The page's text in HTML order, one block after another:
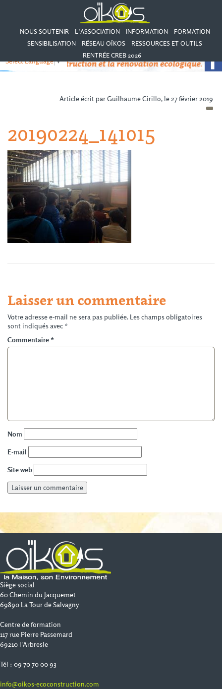
NOUS SOUTENIR L’ASSOCIATION INFORMATION
FORMATION
SENSIBILISATION
RÉSEAU OÏKOS
RESSOURCES ET OUTILS
RENTRÉE CREB 2026
Select Language▼
Article écrit par Guilhaume Cirillo, le 27 février 2019
20190224_141015
Laisser un commentaire
Votre adresse e-mail ne sera pas publiée. Les champs obligatoires
sont indiqués avec *
Commentaire *
Nom
E-mail
Site web
Siège social
60 Chemin du Jacquemet
69890 La Tour de Salvagny
Centre de formation
117 rue Pierre Passemard
69210 l'Arbresle
Tél : 09 70 70 00 93
info@oikos-ecoconstruction.com